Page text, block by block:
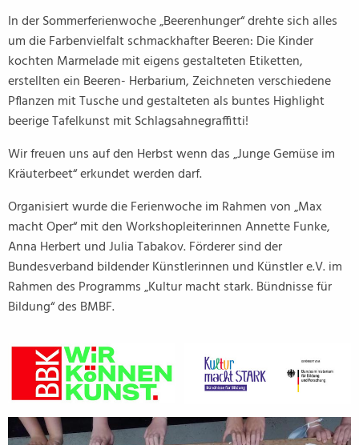
In der Sommerferienwoche „Beerenhunger“ drehte sich alles
um die Farbenvielfalt schmackhafter Beeren: Die Kinder
kochten Marmelade mit eigens gestalteten Etiketten,
erstellten ein Beeren- Herbarium, Zeichneten verschiedene
Pflanzen mit Tusche und gestalteten als buntes Highlight
beerige Tafelkunst mit Schlagsahnegraffitti!
Wir freuen uns auf den Herbst wenn das „Junge Gemüse im
Kräuterbeet“ erkundet werden darf.
Organisiert wurde die Ferienwoche im Rahmen von „Max
macht Oper“ mit den Workshopleiterinnen Annette Funke,
Anna Herbert und Julia Tabakov. Förderer sind der
Bundesverband bildender Künstlerinnen und Künstler e.V. im
Rahmen des Programms „Kultur macht stark. Bündnisse für
Bildung“ des BMBF.